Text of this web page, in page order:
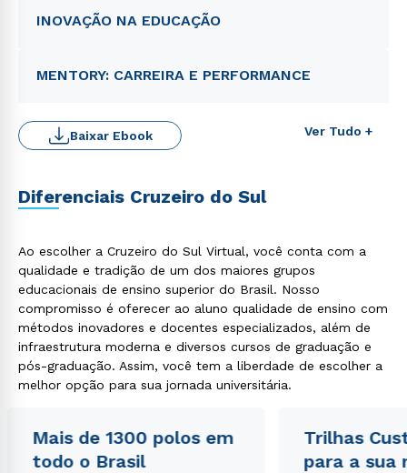
INOVAÇÃO NA EDUCAÇÃO
MENTORY: CARREIRA E PERFORMANCE
Ver Tudo +
Baixar Ebook
Diferenciais Cruzeiro do Sul
Ao escolher a Cruzeiro do Sul Virtual, você conta com a
qualidade e tradição de um dos maiores grupos
educacionais de ensino superior do Brasil. Nosso
compromisso é oferecer ao aluno qualidade de ensino com
métodos inovadores e docentes especializados, além de
infraestrutura moderna e diversos cursos de graduação e
pós-graduação. Assim, você tem a liberdade de escolher a
melhor opção para sua jornada universitária.
Mais de 1300 polos em
todo o Brasil
Trilhas
para a sua
ou
Estou de acordo com a